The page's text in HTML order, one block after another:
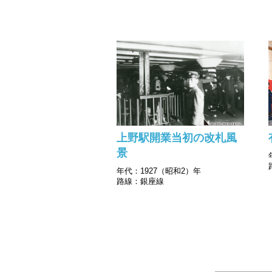
上野駅開業当初の改札風
景
年代：1927（昭和2）年
路線：銀座線